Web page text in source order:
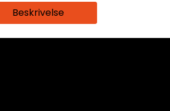
Beskrivelse